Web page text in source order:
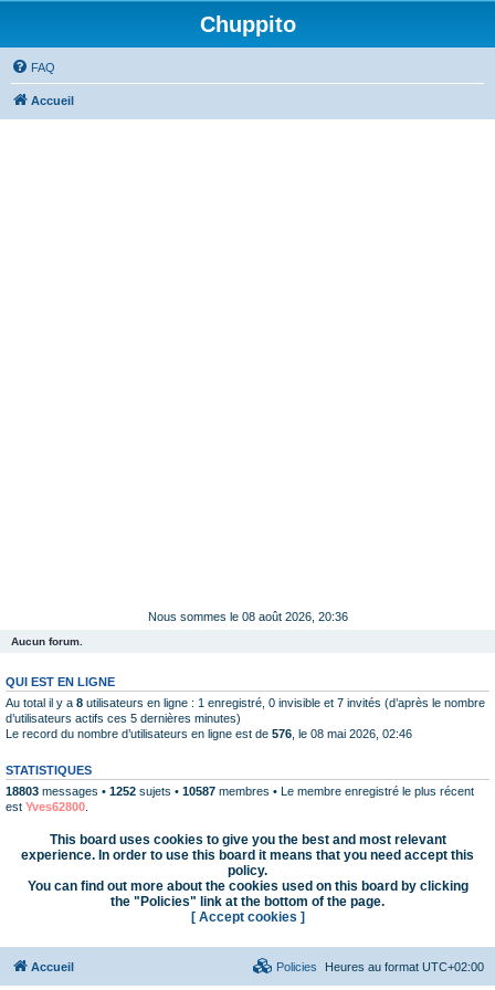
Chuppito
FAQ
Accueil
Nous sommes le 08 août 2026, 20:36
Aucun forum.
QUI EST EN LIGNE
Au total il y a 8 utilisateurs en ligne : 1 enregistré, 0 invisible et 7 invités (d’après le nombre
d’utilisateurs actifs ces 5 dernières minutes)
Le record du nombre d’utilisateurs en ligne est de 576 , le 08 mai 2026, 02:46
STATISTIQUES
18803 messages • 1252 sujets • 10587 membres • Le membre enregistré le plus récent
est Yves62800
This board uses cookies to give you the best and most relevant
experience. In order to use this board it means that you need accept this
policy.
You can find out more about the cookies used on this board by clicking
the "Policies" link at the bottom of the page.
[ Accept cookies ]
Accueil Heures au format UTC+02:00
Policies